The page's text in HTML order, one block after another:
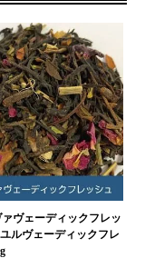
ヴェーディックフレッ
ルヴェーディックフレ